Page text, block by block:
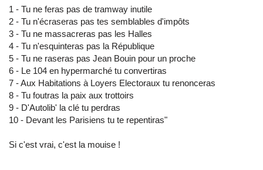
1 - Tu ne feras pas de tramway inutile
2 - Tu n'écraseras pas tes semblables d'impôts
3 - Tu ne massacreras pas les Halles
4 - Tu n'esquinteras pas la République
5 - Tu ne raseras pas Jean Bouin pour un proche
6 - Le 104 en hypermarché tu convertiras
7 - Aux Habitations à Loyers Electoraux tu renonceras
8 - Tu foutras la paix aux trottoirs
9 - D'Autolib' la clé tu perdras
10 - Devant les Parisiens tu te repentiras"
Si c'est vrai, c'est la mouise !